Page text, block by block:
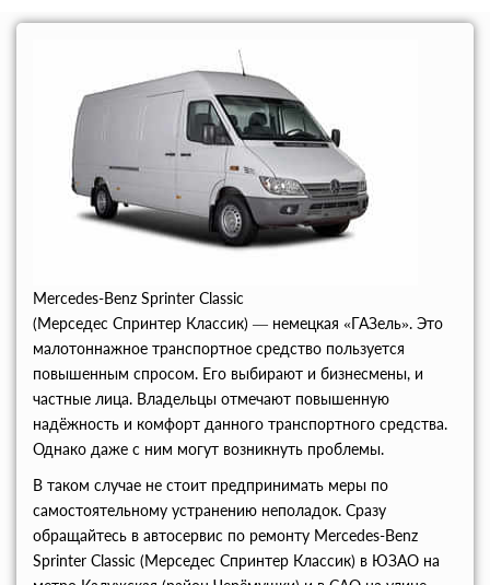
Mercedes-Benz Sprinter Classic
(Мерседес Спринтер Классик) — немецкая «ГАЗель». Это
малотоннажное транспортное средство пользуется
повышенным спросом. Его выбирают и бизнесмены, и
частные лица. Владельцы отмечают повышенную
надёжность и комфорт данного транспортного средства.
Однако даже с ним могут возникнуть проблемы.
В таком случае не стоит предпринимать меры по
самостоятельному устранению неполадок. Сразу
обращайтесь в автосервис по ремонту Mercedes-Benz
Sprinter Classic (Мерседес Спринтер Классик) в ЮЗАО на